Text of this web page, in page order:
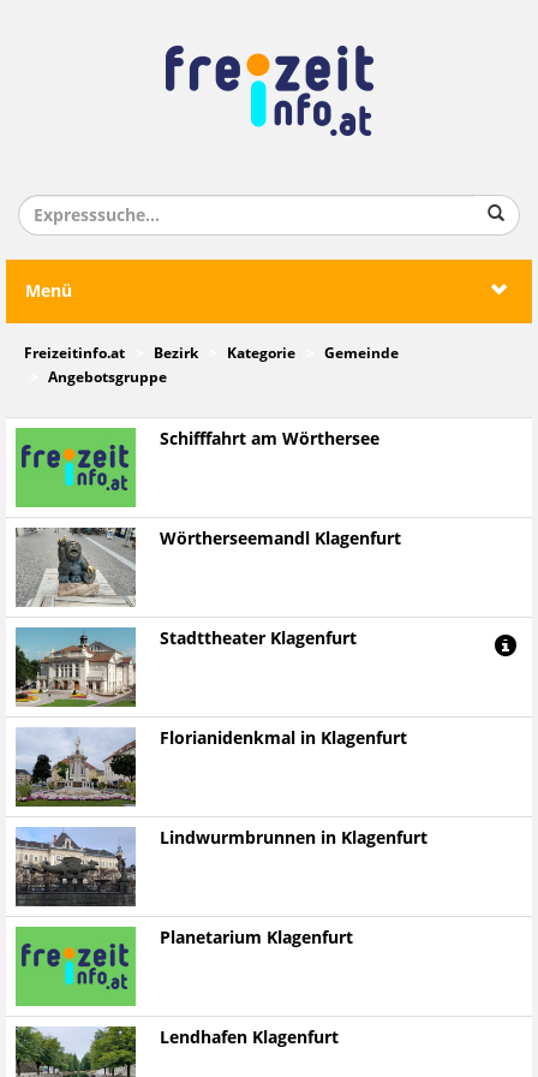
Menü
Freizeitinfo.at Bezirk Kategorie
Gemeinde
Angebotsgruppe
Schifffahrt am Wörthersee
Wörtherseemandl Klagenfurt
Stadttheater Klagenfurt
Florianidenkmal in Klagenfurt
Lindwurmbrunnen in Klagenfurt
Planetarium Klagenfurt
Lendhafen Klagenfurt